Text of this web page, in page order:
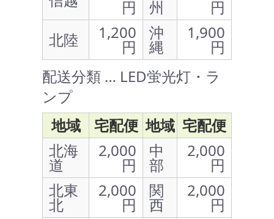
円 州
円
北陸
1,200
円
沖
縄
1,900
円
配送分類 … LED蛍光灯・ラ
ンプ
地域
宅配便 地域 宅配便
北海
道
2,000
円
中
部
2,000
円
北東
北
2,000
円
関
西
2,000
円